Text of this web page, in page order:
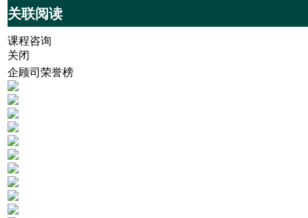
关联阅读
课程咨询
关闭
企顾司荣誉榜